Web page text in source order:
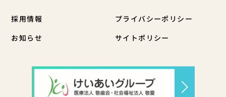
採用情報
お知らせ
プライバシーポリシー
サイトポリシー